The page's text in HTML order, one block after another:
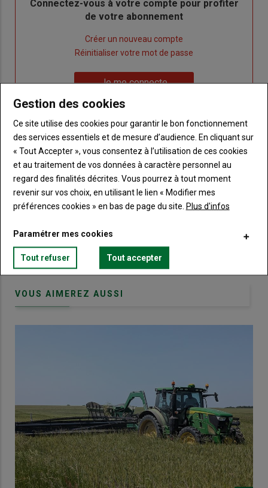
Body
Connectez-vous à votre compte pour profiter
de votre abonnement
Créer un nouveau compte
de
passe"
Réinitialiser votre mot de passe
me
connecte"
Je me connecte
Sous-
titre
Vous n'êtes pas abonné(e)
TITRE CRÉEZ UN COMPTE
BodyChoisissez votre formule et créez votre
compte pour accéder à tout Terre de
Lien Créez un compte
VOUS AIMEREZ AUSSI
Gestion des cookies
Ce site utilise des cookies pour garantir le bon fonctionnement
des services essentiels et de mesure d’audience. En cliquant sur
« Tout Accepter », vous consentez à l’utilisation de ces cookies
et au traitement de vos données à caractère personnel au
regard des finalités décrites. Vous pourrez à tout moment
revenir sur vos choix, en utilisant le lien « Modifier mes
préférences cookies » en bas de page du site. Plus d'infos
Paramétrer mes cookies
Tout refuser Tout accepter